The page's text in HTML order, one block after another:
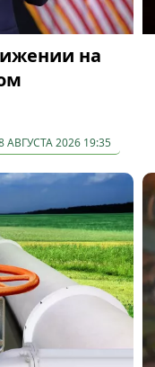
на
АВГУСТА 2026 19:35